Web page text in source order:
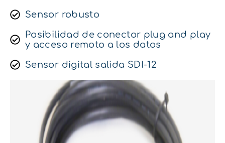
Sensor robusto
Posibilidad de conector plug and play
y acceso remoto a los datos
Sensor digital salida SDI-12